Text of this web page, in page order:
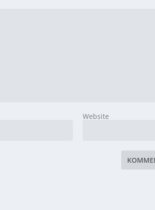
Website